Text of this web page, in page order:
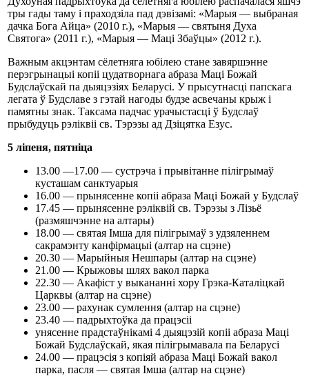
тры гады таму і праходзіла пад дэвізамі: «Марыя — выбраная
дачка Бога Айца» (2010 г.), «Марыя — святыня Духа
Святога» (2011 г.), «Марыя — Маці Збаўцы» (2012 г.).
Важным акцэнтам сёлетняга юбілею стане завяршэнне
перэгрынацыі копіі цудатворнага абраза Маці Божай
Будслаўскай па дыяцэзіях Беларусі. У прысутнасці папскага
легата ў Будславе з гэтай нагоды будзе асвечаны крыж і
памятны знак. Таксама падчас урачыстасці ў Будслаў
прыбудуць рэліквіі св. Тэрэзы ад Дзіцятка Езуc.
5 ліпеня, пятніца
13.00 —17.00 — сустрэча і прывітанне пілігрымаў
кусташам санктуарыя
16.00 — прынясенне копіі абраза Маці Божай у Будслаў
17.45 — прынясенне рэліквій св. Тэрэзы з Лізьё
(размяшчэнне на алтары)
18.00 — святая Імша для пілігрымаў з удзяленнем
сакрамэнту канфірмацыі (алтар на сцэне)
20.30 — Марыйныя Нешпары (алтар на сцэне)
21.00 — Крыжовы шлях вакол парка
22.30 — Акафіст у выкананні хору Грэка-Каталіцкай
Царквы (алтар на сцэне)
23.00 — рахунак сумлення (алтар на сцэне)
23.40 — падрыхтоўка да працэсіі
унясенне прадстаўнікамі 4 дыяцэзій копіі абраза Маці
Божай Будслаўскай, якая пілігрымавала па Беларусі
24.00 — працэсія з копіяй абраза Маці Божай вакол
парка, пасля — святая Імша (алтар на сцэне)